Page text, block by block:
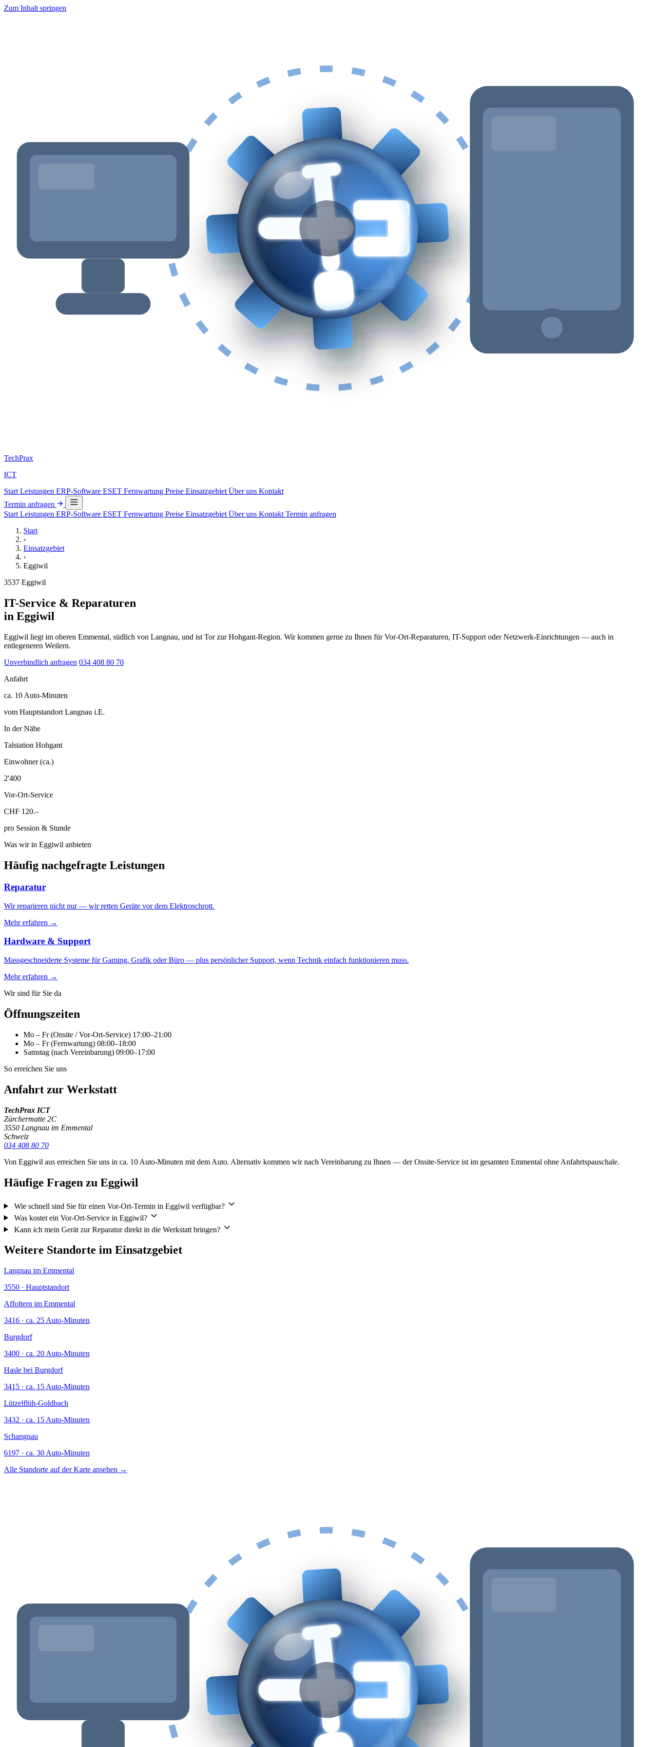
Zum Inhalt springen
TechPrax
ICT
Start Leistungen ERP-Software ESET Fernwartung Preise Einsatzgebiet Über uns Kontakt
Termin anfragen
Start Leistungen ERP-Software ESET Fernwartung Preise Einsatzgebiet Über uns Kontakt Termin anfragen
Start
›
Einsatzgebiet
›
Eggiwil
3537 Eggiwil
IT-Service & Reparaturen
in Eggiwil
Eggiwil liegt im oberen Emmental, südlich von Langnau, und ist Tor zur Hohgant-Region. Wir kommen gerne zu Ihnen für Vor-Ort-Reparaturen, IT-Support oder Netzwerk-Einrichtungen — auch in
entlegeneren Weilern.
Unverbindlich anfragen 034 408 80 70
Anfahrt
ca. 10 Auto-Minuten
vom Hauptstandort Langnau i.E.
In der Nähe
Talstation Hohgant
Einwohner (ca.)
2'400
Vor-Ort-Service
CHF 120.–
pro Session & Stunde
Was wir in Eggiwil anbieten
Häufig nachgefragte Leistungen
Reparatur
Wir reparieren nicht nur — wir retten Geräte vor dem Elektroschrott.
Mehr erfahren →
Hardware & Support
Massgeschneiderte Systeme für Gaming, Grafik oder Büro — plus persönlicher Support, wenn Technik einfach funktionieren muss.
Mehr erfahren →
Wir sind für Sie da
Öffnungszeiten
Mo – Fr (Onsite / Vor-Ort-Service) 17:00–21:00
Mo – Fr (Fernwartung) 08:00–18:00
Samstag (nach Vereinbarung) 09:00–17:00
So erreichen Sie uns
Anfahrt zur Werkstatt
TechPrax ICT
Zürchermatte 2C
3550 Langnau im Emmental
Schweiz
034 408 80 70
Von Eggiwil aus erreichen Sie uns in ca. 10 Auto-Minuten mit dem Auto. Alternativ kommen wir nach Vereinbarung zu Ihnen — der Onsite-Service ist im gesamten Emmental ohne Anfahrtspauschale.
Häufige Fragen zu Eggiwil
Wie schnell sind Sie für einen Vor-Ort-Termin in Eggiwil verfügbar?
Was kostet ein Vor-Ort-Service in Eggiwil?
Kann ich mein Gerät zur Reparatur direkt in die Werkstatt bringen?
Weitere Standorte im Einsatzgebiet
Langnau im Emmental
3550 · Hauptstandort
Affoltern im Emmental
3416 · ca. 25 Auto-Minuten
Burgdorf
3400 · ca. 20 Auto-Minuten
Hasle bei Burgdorf
3415 · ca. 15 Auto-Minuten
Lützelflüh-Goldbach
3432 · ca. 15 Auto-Minuten
Schangnau
6197 · ca. 30 Auto-Minuten
Alle Standorte auf der Karte ansehen →